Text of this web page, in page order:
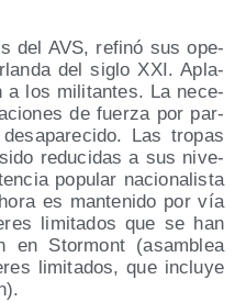
del AVS, refi­nó sus ope­
del siglo XXI. Apla­
a los mili­tan­tes. La nece­
de fuer­za por par­
Las tro­pas
redu­ci­das a sus nive­
popu­lar nacio­na­lis­ta
es man­te­ni­do por vía
limi­ta­dos que se han
en Stor­mont (asam­blea
limi­ta­dos, que inclu­ye